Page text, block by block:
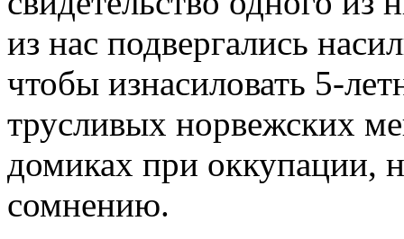
из нас подвергались
чтобы изнасиловать 5-
трусливых норвежских
домиках при оккупации,
сомнению.